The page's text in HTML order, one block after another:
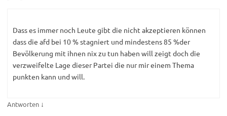
Dass es immer noch Leute gibt die nicht akzeptieren können
dass die afd bei 10 % stagniert und mindestens 85 %der
Bevölkerung mit ihnen nix zu tun haben will zeigt doch die
verzweifelte Lage dieser Partei die nur mir einem Thema
punkten kann und will.
Antworten ↓